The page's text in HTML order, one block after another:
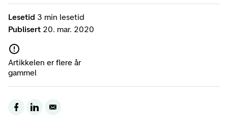
Lesetid 3 min lesetid
Publisert 20. mar. 2020
Artikkelen er flere år
gammel